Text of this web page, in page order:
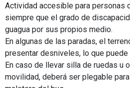
Actividad accesible para personas
siempre que el grado de
guagua por sus propios medio.
En algunas de las paradas, el
presentar desniveles, lo que
En caso de llevar silla de ruedas u
movilidad, deberá ser plegable